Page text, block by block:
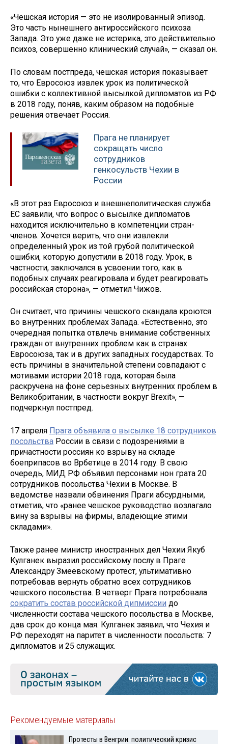
«Чешская история — это не изолированный эпизод.
Это часть нынешнего антироссийского психоза
Запада. Это уже даже не истерика, это действительно
психоз, совершенно клинический случай», — сказал он.
По словам постпреда, чешская история показывает
то, что Евросоюз извлек урок из политической
ошибки с коллективной высылкой дипломатов из РФ
в 2018 году, поняв, каким образом на подобные
решения отвечает Россия.
Прага не планирует
сокращать число
сотрудников
генкосульств Чехии в
России
«В этот раз Евросоюз и внешнеполитическая служба
ЕС заявили, что вопрос о высылке дипломатов
находится исключительно в компетенции стран-
членов. Хочется верить, что они извлекли
определенный урок из той грубой политической
ошибки, которую допустили в 2018 году. Урок, в
частности, заключался в усвоении того, как в
подобных случаях реагировала и будет реагировать
российская сторона», — отметил Чижов.
Он считает, что причины чешского скандала кроются
во внутренних проблемах Запада. «Естественно, это
очередная попытка отвлечь внимание собственных
граждан от внутренних проблем как в странах
Евросоюза, так и в других западных государствах. То
есть причины в значительной степени совпадают с
мотивами истории 2018 года, которая была
раскручена на фоне серьезных внутренних проблем в
Великобритании, в частности вокруг Brexit», —
подчеркнул постпред.
17 апреля Прага объявила о высылке 18 сотрудников
посольства России в связи с подозрениями в
причастности россиян ко взрыву на складе
боеприпасов во Врбетице в 2014 году. В свою
очередь, МИД РФ объявил персонами нон грата 20
сотрудников посольства Чехии в Москве. В
ведомстве назвали обвинения Праги абсурдными,
отметив, что «ранее чешское руководство возлагало
вину за взрывы на фирмы, владеющие этими
складами».
Также ранее министр иностранных дел Чехии Якуб
Кулганек выразил российскому послу в Праге
Александру Змеевскому протест, ультимативно
потребовав вернуть обратно всех сотрудников
чешского посольства. В четверг Прага потребовала
сократить состав российской дипмиссии до
численности состава чешского посольства в Москве,
дав срок до конца мая. Кулганек заявил, что Чехия и
РФ переходят на паритет в численности посольств: 7
дипломатов и 25 служащих.
Рекомендуемые материалы
Протесты в Венгрии: политический кризис